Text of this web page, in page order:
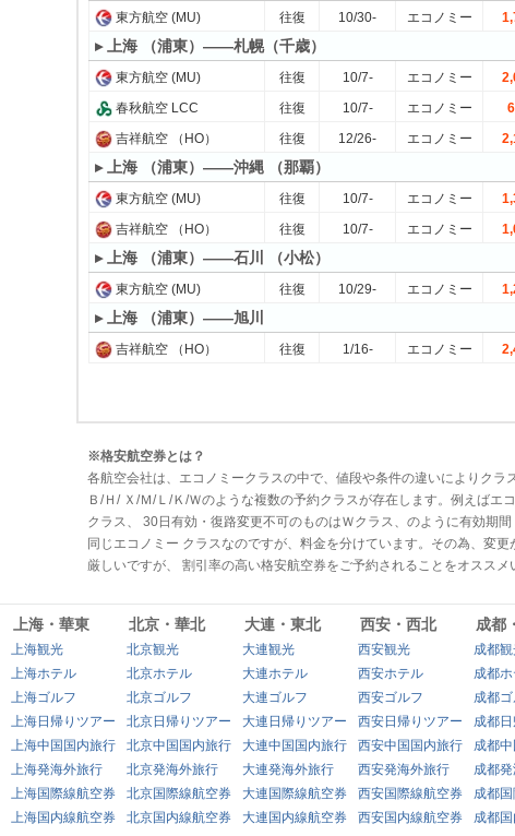
東方航空 (MU) 往復 10/30- エコノミー
▸ 上海 （浦東）——札幌（千歳）
東方航空 (MU) 往復 10/7- エコノミー
春秋航空 LCC
往復 10/7- エコノミー
吉祥航空 （HO）
往復 12/26- エコノミー
▸ 上海 （浦東）——沖縄 （那覇）
東方航空 (MU) 往復 10/7- エコノミー
吉祥航空 （HO）
往復 10/7- エコノミー
▸ 上海 （浦東）——石川 （小松）
東方航空 (MU) 往復 10/29- エコノミー
▸ 上海 （浦東）——旭川
吉祥航空 （HO） 往復 1/16- エコノミー
※格安航空券とは？
各航空会社は、エコノミークラスの中で、値段や条件の違いによりク
Ｂ/Ｈ/ Ｘ/Ｍ/Ｌ/Ｋ/Ｗのような複数の予約クラスが存在します。例えばエ
クラス、 30日有効・復路変更不可のものはＷクラス、のように有効期
同じエコノミー クラスなのですが、料金を分けています。その為、変
厳しいですが、 割引率の高い格安航空券をご予約されることをオススメ
上海・華東 北京・華北 大連・東北 西安・西北 成都
上海観光 北京観光 大連観光 西安観光 成都
上海ホテル 北京ホテル 大連ホテル 西安ホテル 成都
上海ゴルフ 北京ゴルフ 大連ゴルフ 西安ゴルフ 成都
上海日帰りツアー 北京日帰りツアー 大連日帰りツアー 西安日帰りツアー 成都
上海中国国内旅行 北京中国国内旅行 大連中国国内旅行 西安中国国内旅行 成都
上海発海外旅行 北京発海外旅行 大連発海外旅行 西安発海外旅行 成都
上海国際線航空券 北京国際線航空券 大連国際線航空券 西安国際線航空券 成都
上海国内線航空券 北京国内線航空券 大連国内線航空券 西安国内線航空券 成都